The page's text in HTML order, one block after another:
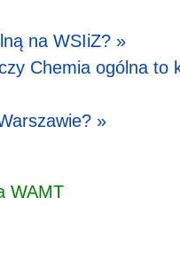
na WSIiZ? »
Chemia ogólna to
»
WAMT